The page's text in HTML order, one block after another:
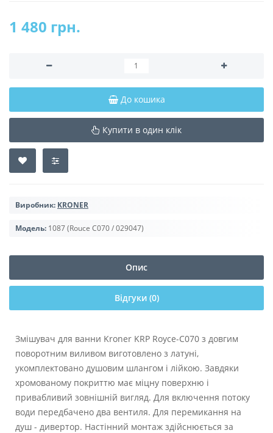
1 480 грн.
До кошика
Купити в один клік
Виробник: KRONER
Модель: 1087 (Rouce C070 / 029047)
Опис
Відгуки (0)
Змішувач для ванни Kroner KRP Royce-C070 з довгим
поворотним виливом виготовлено з латуні,
укомплектовано душовим шлангом і лійкою. Завдяки
хромованому покриттю має міцну поверхню і
привабливий зовнішній вигляд. Для включення потоку
води передбачено два вентиля. Для перемикання на
душ - дивертор. Настінний монтаж здійснюється за